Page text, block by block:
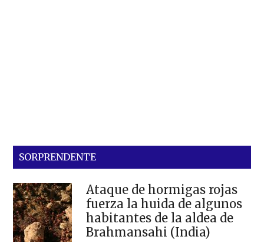
SORPRENDENTE
Ataque de hormigas rojas
fuerza la huida de algunos
habitantes de la aldea de
Brahmansahi (India)